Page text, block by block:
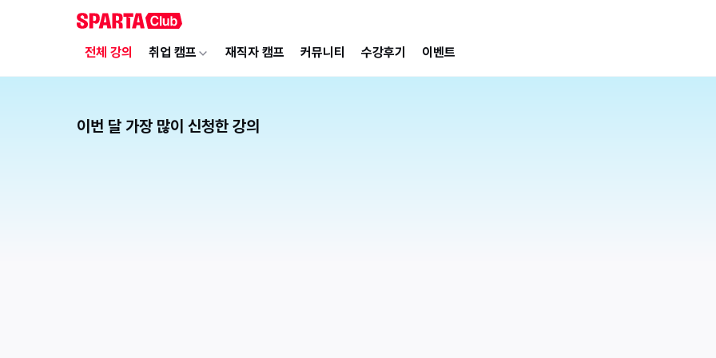
전체 강의 취업 캠프 재직자 캠프 커뮤니티 수강후기 이벤트
이번 달 가장 많이 신청한 강의